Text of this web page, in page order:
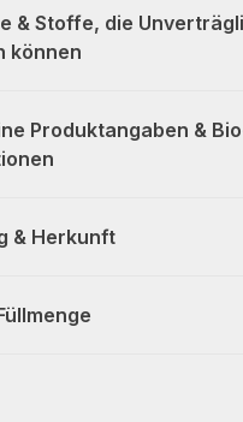
& Stoffe, die
können
Produktangaben &
& Herkunft